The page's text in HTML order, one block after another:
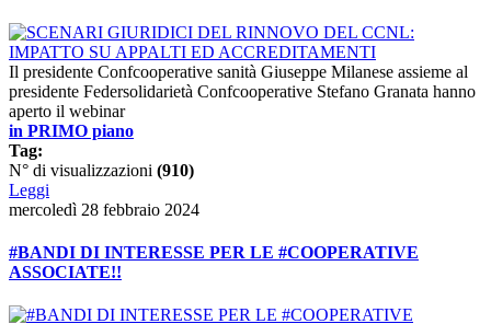
Il presidente Confcooperative sanità Giuseppe Milanese assieme al
presidente Federsolidarietà Confcooperative Stefano Granata hanno
aperto il webinar
in PRIMO piano
Tag:
N° di visualizzazioni (910)
Leggi
mercoledì 28 febbraio 2024
#BANDI DI INTERESSE PER LE #COOPERATIVE
ASSOCIATE!!